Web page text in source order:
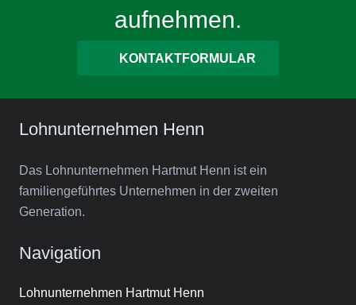
aufnehmen.
KONTAKTFORMULAR
Lohnunternehmen Henn
Das Lohnunternehmen Hartmut Henn ist ein
familiengeführtes Unternehmen in der zweiten
Generation.
Navigation
Lohnunternehmen Hartmut Henn